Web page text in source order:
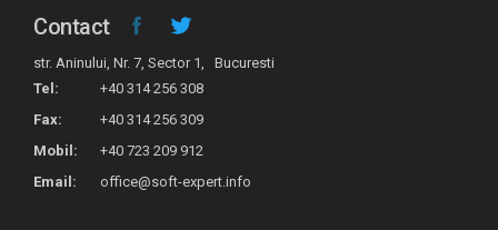
Contact
str. Aninului, Nr. 7, Sector 1, Bucuresti
Tel:
+40 314 256 308
Fax:
+40 314 256 309
Mobil:
+40 723 209 912
Email:
office@soft-expert.info